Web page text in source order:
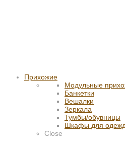
Прихожие
Модульные
Банкетки
Вешалки
Зеркала
Тумбы/обувницы
Шкафы для
Close